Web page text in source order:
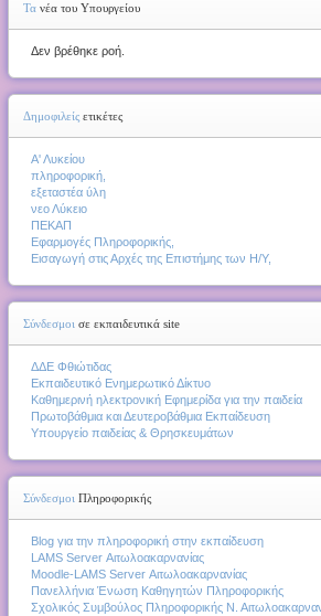
Τα νέα του Υπουργείου
Δεν βρέθηκε ροή.
Δημοφιλείς ετικέτες
Α' Λυκείου
πληροφορική,
εξεταστέα ύλη
νεο Λύκειο
ΠΕΚΑΠ
Εφαρμογές Πληροφορικής,
Εισαγωγή στις Αρχές της Επιστήμης των Η/Υ,
Σύνδεσμοι σε εκπαιδευτικά site
ΔΔΕ Φθιώτιδας
Εκπαιδευτικό Ενημερωτικό Δίκτυο
Καθημερινή ηλεκτρονική Εφημερίδα για την παιδεία
Πρωτοβάθμια και Δευτεροβάθμια Εκπαίδευση
Υπουργείο παιδείας & Θρησκευμάτων
Σύνδεσμοι Πληροφορικής
Blog για την πληροφορική στην εκπαίδευση
LAMS Server Αιτωλοακαρνανίας
Moodle-LAMS Server Αιτωλοακαρνανίας
Πανελλήνια Ένωση Καθηγητών Πληροφορικής
Σχολικός Συμβούλος Πληροφορικής Ν.